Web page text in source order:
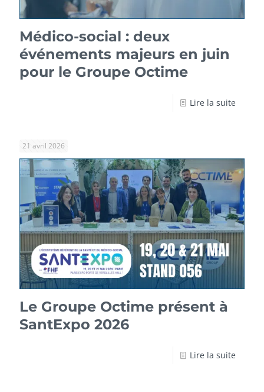
Médico-social : deux
événements majeurs en juin
pour le Groupe Octime
Lire la suite
21 avril 2026
Le Groupe Octime présent à
SantExpo 2026
Lire la suite